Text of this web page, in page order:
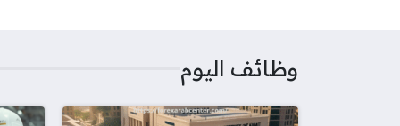
وظائف اليوم